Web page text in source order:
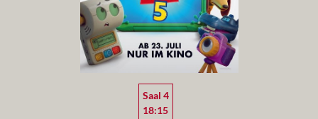
Saal 4
18:15